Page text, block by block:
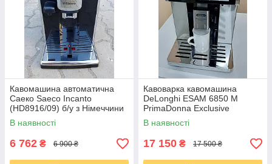
Кавомашина автоматична
Саеко Saeco Incanto
(HD8916/09) б/у з Німеччини
В наявності
6 762 ₴ 6 900 ₴
Кавоварка кавомашина
DeLonghi ESAM 6850 M
PrimaDonna Exclusive
В наявності
17 150 ₴ 17 500 ₴